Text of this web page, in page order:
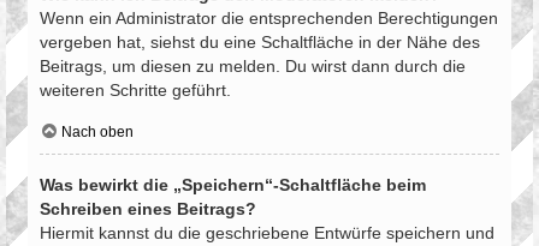
Wenn ein Administrator die entsprechenden Berechtigungen
vergeben hat, siehst du eine Schaltfläche in der Nähe des
Beitrags, um diesen zu melden. Du wirst dann durch die
weiteren Schritte geführt.
Nach oben
Was bewirkt die „Speichern“-Schaltfläche beim
Schreiben eines Beitrags?
Hiermit kannst du die geschriebene Entwürfe speichern und